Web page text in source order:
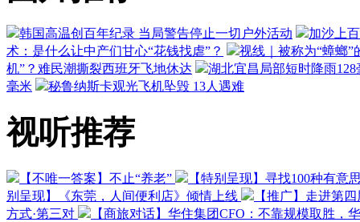
韩国高温创百年纪录 当局警告停止一切户外活动
加沙上
术：是什么让中产们甘心“花钱找虐”？
视线｜被称为“蟑螂
机”？难民潮撕裂西班牙飞地休达
湖北宜昌局部短时降雨
毫米
秘鲁纳斯卡观光飞机坠毁 13人遇难
视听推荐
【不唯一答案】不止“养老”
【特别呈现】寻找100种有意
别呈现】《东莞，人间便利店》倾情上线
【推广】走进第
方式·第三对
【商旅对话】华住集团CFO：不靠规模取胜，